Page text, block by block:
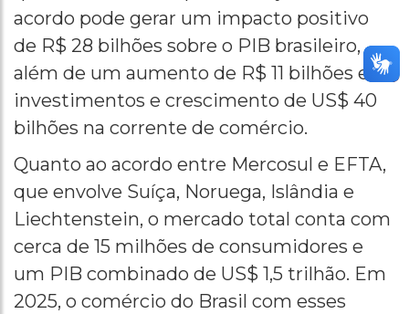
acordo pode gerar um impacto positivo
de R$ 28 bilhões sobre o PIB brasileiro,
além de um aumento de R$ 11 bilhões em
investimentos e crescimento de US$ 40
bilhões na corrente de comércio.
Quanto ao acordo entre Mercosul e EFTA,
que envolve Suíça, Noruega, Islândia e
Liechtenstein, o mercado total conta com
cerca de 15 milhões de consumidores e
um PIB combinado de US$ 1,5 trilhão. Em
2025, o comércio do Brasil com esses